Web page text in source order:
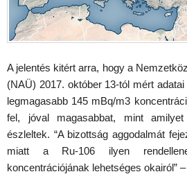
A jelentés kitért arra, hogy a
(NAÜ) 2017. október 13-tól mért
legmagasabb 145 mBq/m3
fel, jóval magasabbat, mint amilyet
észleltek. “A bizottság aggodalmát
miatt a Ru-106 ilyen
koncentrációjának lehetséges okairól”